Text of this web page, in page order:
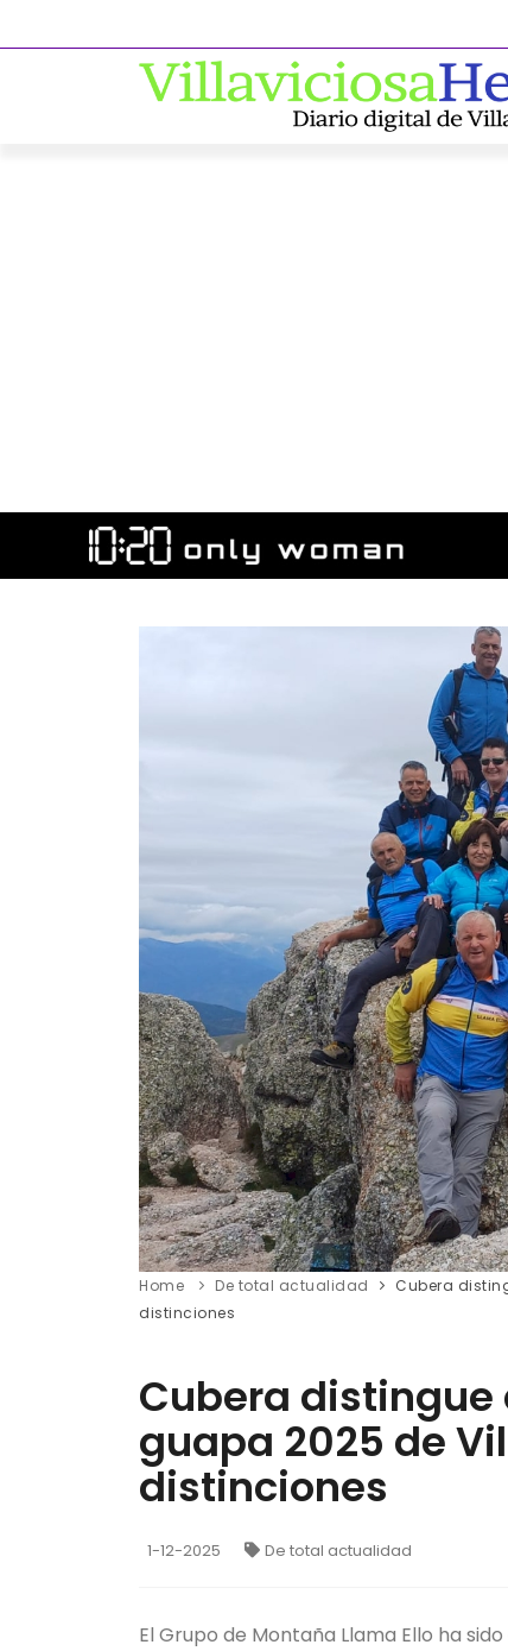
Home De total actualidad
Cubera
distinciones
Cubera distingue
guapa 2025 de
distinciones
1-12-2025 De total actualidad
El Grupo de Montaña Llama Ello ha